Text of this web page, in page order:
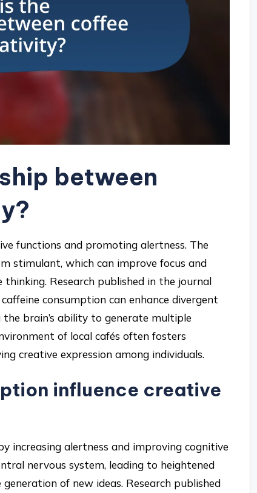
between
functions and promoting alertness. The
stimulant, which can improve focus and
Research published in the journal
consumption can enhance divergent
brain’s ability to generate multiple
of local cafés often fosters
creative expression among individuals.
influence creative
increasing alertness and improving cognitive
nervous system, leading to heightened
of new ideas. Research published